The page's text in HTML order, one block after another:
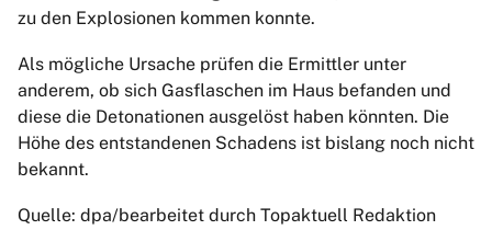
zu den Explosionen kommen konnte.
Als mögliche Ursache prüfen die Ermittler unter
anderem, ob sich Gasflaschen im Haus befanden und
diese die Detonationen ausgelöst haben könnten. Die
Höhe des entstandenen Schadens ist bislang noch nicht
bekannt.
Quelle: dpa/bearbeitet durch Topaktuell Redaktion